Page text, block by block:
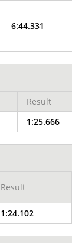
6:44.331
Result
1:25.666
Result
1:24.102